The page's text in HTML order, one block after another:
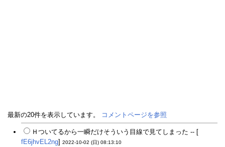
最新の20件を表示しています。 コメントページを参照
Ｈついてるから一瞬だけそういう目線で見てしまった -- [
fE6jhvEL2ng] 2022-10-02 (日) 08:13:10